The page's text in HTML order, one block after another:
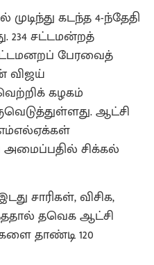
கடந்த 4-ந்தேதி
234 சட்டமன்றத்
பேரவைத்
விஜய்
கழகம்
ஆட்சி
சிக்கல்
சாரிகள், விசிக,
தவெக ஆட்சி
தாண்டி 120